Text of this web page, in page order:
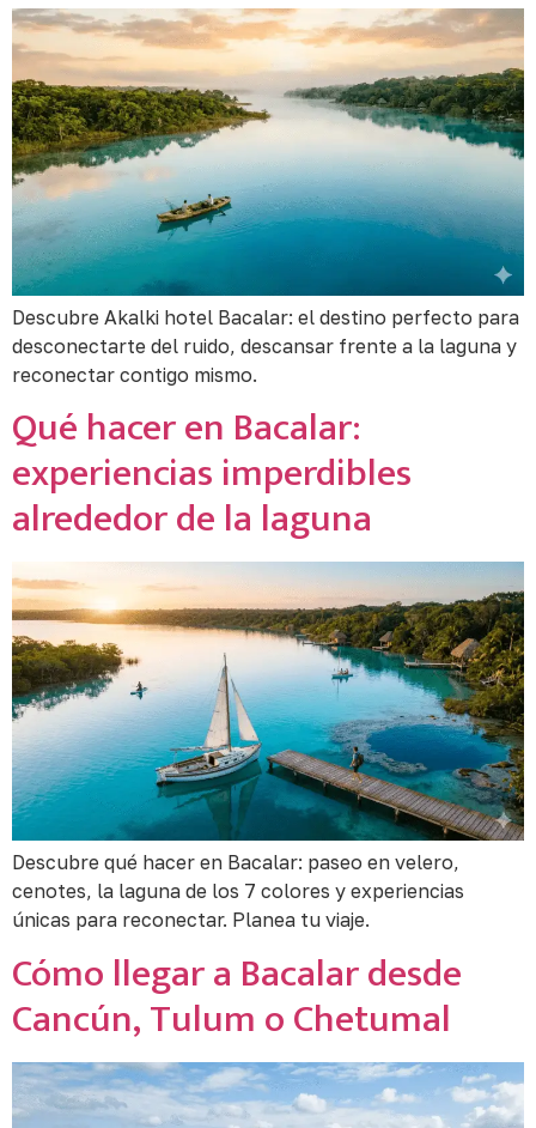
Descubre Akalki hotel Bacalar: el destino perfecto para
desconectarte del ruido, descansar frente a la laguna y
reconectar contigo mismo.
Qué hacer en Bacalar:
experiencias imperdibles
alrededor de la laguna
Descubre qué hacer en Bacalar: paseo en velero,
cenotes, la laguna de los 7 colores y experiencias
únicas para reconectar. Planea tu viaje.
Cómo llegar a Bacalar desde
Cancún, Tulum o Chetumal